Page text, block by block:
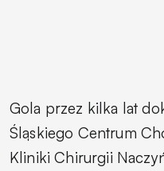
Gola przez kilka lat
Śląskiego Centrum
Kliniki Chirurgii